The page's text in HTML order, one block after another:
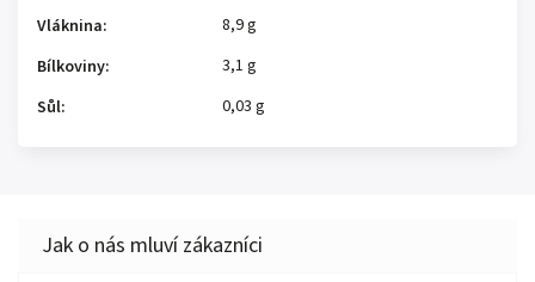
Vláknina:
8,9 g
Bílkoviny:
3,1 g
Sůl: 0,03 g